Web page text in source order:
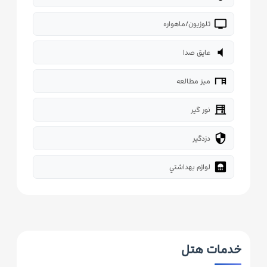
tv تلوزیون/ماهواره
volume_mute عایق صدا
desk میز مطالعه
blinds نور گیر
security دزدگیر
bathroom لوازم بهداشتي
خدمات هتل